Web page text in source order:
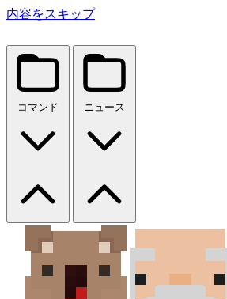
内容をスキップ
コマンド ニュース